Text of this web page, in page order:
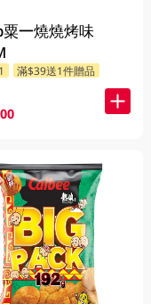
一燒燒烤味
滿$39送1件贈品